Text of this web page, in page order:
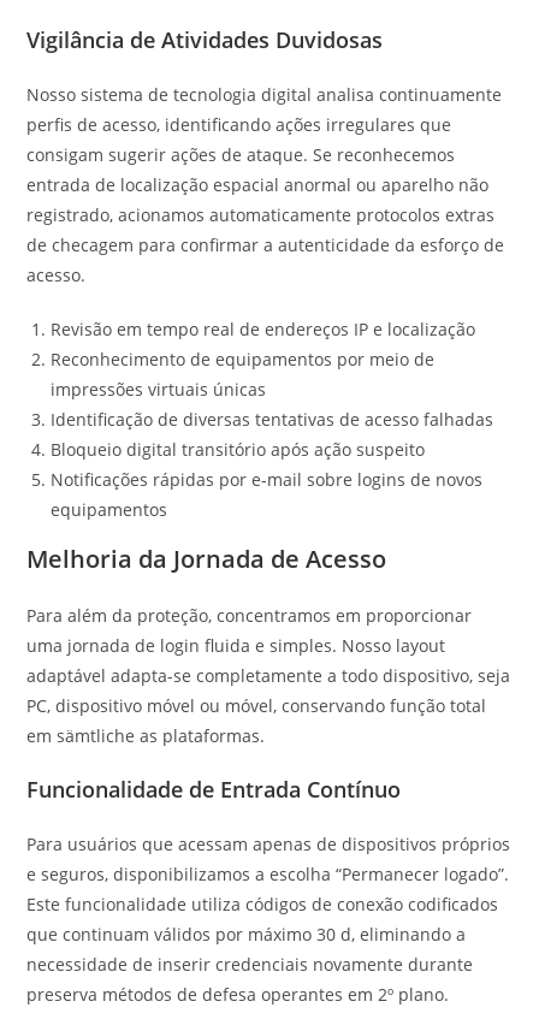
Vigilância de Atividades Duvidosas
Nosso sistema de tecnologia digital analisa continuamente
perfis de acesso, identificando ações irregulares que
consigam sugerir ações de ataque. Se reconhecemos
entrada de localização espacial anormal ou aparelho não
registrado, acionamos automaticamente protocolos extras
de checagem para confirmar a autenticidade da esforço de
acesso.
Revisão em tempo real de endereços IP e localização
Reconhecimento de equipamentos por meio de
impressões virtuais únicas
Identificação de diversas tentativas de acesso falhadas
Bloqueio digital transitório após ação suspeito
Notificações rápidas por e-mail sobre logins de novos
equipamentos
Melhoria da Jornada de Acesso
Para além da proteção, concentramos em proporcionar
uma jornada de login fluida e simples. Nosso layout
adaptável adapta-se completamente a todo dispositivo, seja
PC, dispositivo móvel ou móvel, conservando função total
em sämtliche as plataformas.
Funcionalidade de Entrada Contínuo
Para usuários que acessam apenas de dispositivos próprios
e seguros, disponibilizamos a escolha “Permanecer logado”.
Este funcionalidade utiliza códigos de conexão codificados
que continuam válidos por máximo 30 d, eliminando a
necessidade de inserir credenciais novamente durante
preserva métodos de defesa operantes em 2º plano.